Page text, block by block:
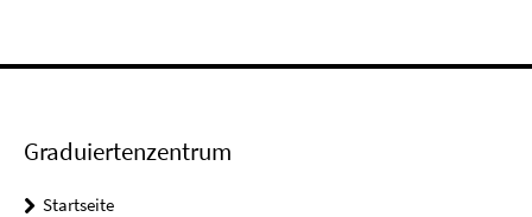
Graduiertenzentrum
Startseite